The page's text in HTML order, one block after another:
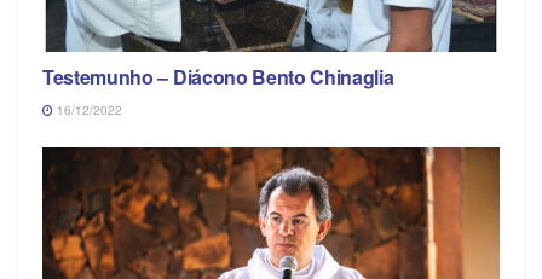
Testemunho – Diácono Bento Chinaglia
16/12/2022